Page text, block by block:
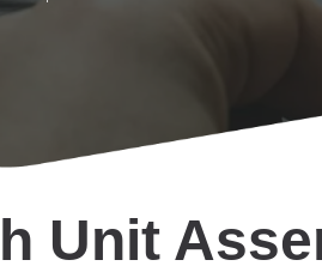
Unit